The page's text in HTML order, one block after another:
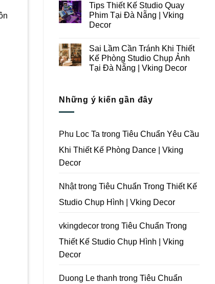
Vking
Decor
Kế
Thi
Công
Trọn
Quay
Phim
Tại
Đà
Nẵng
bình
luận
ở
Những
Khi
Thiết
Kế
Thi
Công
Trường
Tại
Vking
Decor
Tips Thiết Kế Studio Quay
Phim Tại Đà Nẵng | Vking
Decor
bình
luận
ở
Tips
Quay
Phim
Vking
Sai Lầm Cần Tránh Khi Thiết
Kế Phòng Studio Chụp Ảnh
Tại Đà Nẵng | Vking Decor
luận
ở
Tránh
Khi
Kế
Tại
Đà
Nẵng
|
Những ý kiến gần đây
Phu Loc Ta trong Tiêu Chuẩn Yêu Cầu
Khi Thiết Kế Phòng Dance | Vking
Decor
Nhậttrong Tiêu Chuẩn Trong Thiết Kế
Studio Chụp Hình | Vking Decor
vkingdecor trong Tiêu Chuẩn Trong
Thiết Kế Studio Chụp Hình | Vking
Decor
Duong Le thanh trong Tiêu Chuẩn